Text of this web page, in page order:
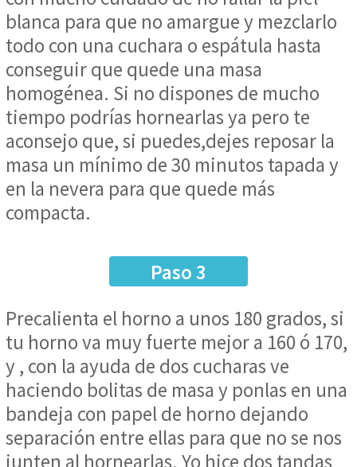
blanca para que no amargue y mezclarlo
todo con una cuchara o espátula hasta
conseguir que quede una masa
homogénea. Si no dispones de mucho
tiempo podrías hornearlas ya pero te
aconsejo que, si puedes,dejes reposar la
masa un mínimo de 30 minutos tapada y
en la nevera para que quede más
compacta.
Paso 3
Precalienta el horno a unos 180 grados, si
tu horno va muy fuerte mejor a 160 ó 170,
y , con la ayuda de dos cucharas ve
haciendo bolitas de masa y ponlas en una
bandeja con papel de horno dejando
separación entre ellas para que no se nos
junten al hornearlas. Yo hice dos tandas